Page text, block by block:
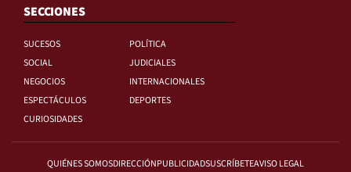
SECCIONES
SUCESOS
POLÍTICA
SOCIAL
JUDICIALES
NEGOCIOS
INTERNACIONALES
ESPECTÁCULOS
DEPORTES
CURIOSIDADES
QUIÉNES SOMOSDIRECCIÓNPUBLICIDADSUSCRÍBETEAVISO LEGAL